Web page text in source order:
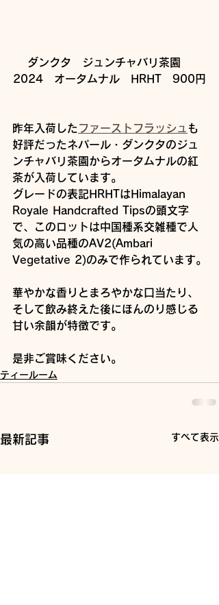
ダンクタ　ジュンチャバリ茶園
2024　オータムナル　HRHT　900円
昨年入荷した ファーストフラッシュ も
好評だったネパール・ダンクタのジュ
ンチャバリ茶園からオータムナルの紅
茶が入荷しています。
グレードの表記HRHTはHimalayan
Royale Handcrafted Tipsの頭文字
で、このロットは中国種系交雑種で人
気の高い品種のAV2(Ambari
Vegetative 2)のみで作られています。
華やかな香りとまろやかな口当たり、
そして飲み終えた後にほんのり感じる
甘い余韻が特徴です。
是非ご賞味ください。
ティールーム
最新記事 すべて表示